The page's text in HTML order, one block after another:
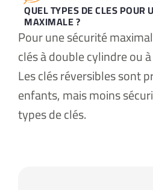
QUEL TYPES DE CLES POUR
MAXIMALE ?
Pour une sécurité
clés à double cylindre ou
Les clés réversibles sont
enfants, mais moins
types de clés.